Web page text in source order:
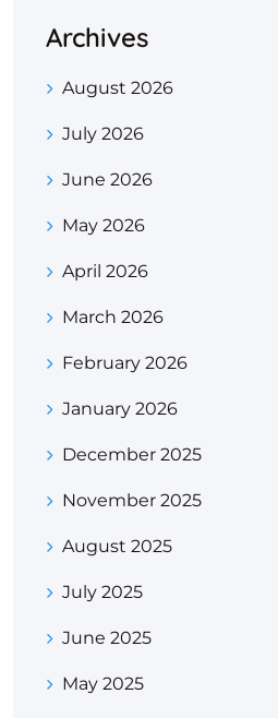
Archives
August 2026
July 2026
June 2026
May 2026
April 2026
March 2026
February 2026
January 2026
December 2025
November 2025
August 2025
July 2025
June 2025
May 2025